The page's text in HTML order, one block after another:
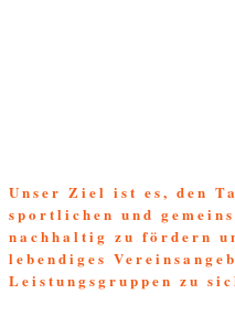
Unser Ziel ist es, den
sportlichen und
nachhaltig zu fördern
lebendiges
Leistungsgruppen zu